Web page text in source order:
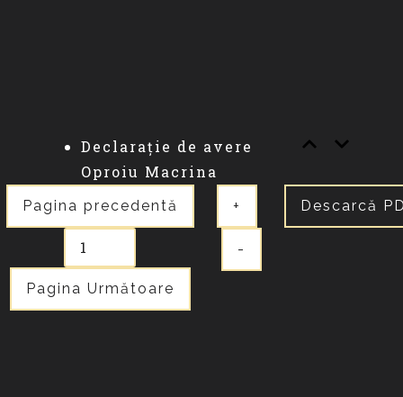
Declarație de avere
Oproiu Macrina
Pagina precedentă
Pagina Următoare
+
-
Descarcă